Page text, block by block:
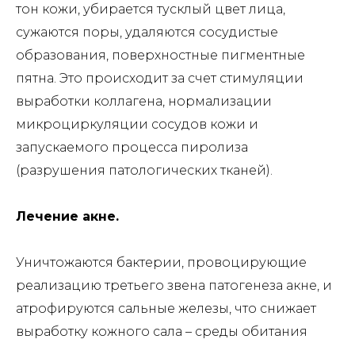
тон кожи, убирается тусклый цвет лица,
сужаются поры, удаляются сосудистые
образования, поверхностные пигментные
пятна. Это происходит за счет стимуляции
выработки коллагена, нормализации
микроциркуляции сосудов кожи и
запускаемого процесса пиролиза
(разрушения патологических тканей).
Лечение акне.
Уничтожаются бактерии, провоцирующие
реализацию третьего звена патогенеза акне, и
атрофируются сальные железы, что снижает
выработку кожного сала – среды обитания